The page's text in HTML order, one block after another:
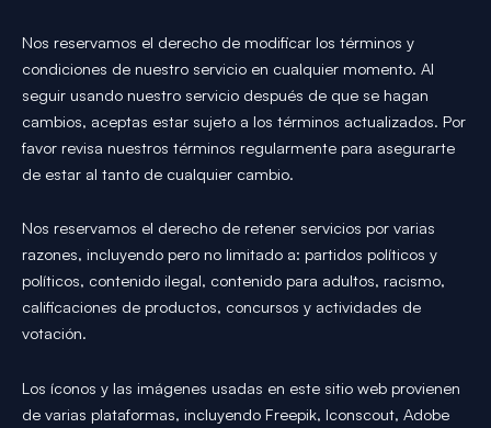
Nos reservamos el derecho de modificar los términos y
condiciones de nuestro servicio en cualquier momento. Al
seguir usando nuestro servicio después de que se hagan
cambios, aceptas estar sujeto a los términos actualizados. Por
favor revisa nuestros términos regularmente para asegurarte
de estar al tanto de cualquier cambio.
Nos reservamos el derecho de retener servicios por varias
razones, incluyendo pero no limitado a: partidos políticos y
políticos, contenido ilegal, contenido para adultos, racismo,
calificaciones de productos, concursos y actividades de
votación.
Los íconos y las imágenes usadas en este sitio web provienen
de varias plataformas, incluyendo Freepik, Iconscout, Adobe